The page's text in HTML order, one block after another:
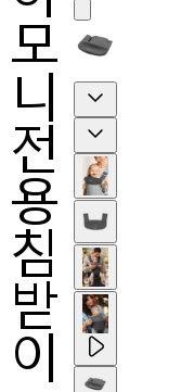
모
니
전
용
침
받
이